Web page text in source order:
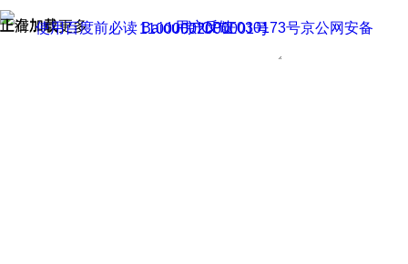
正在加载
上滑加载更多 用户反馈
使用百度前必读 Baidu 京ICP证030173号
京公网安备11000002000001号